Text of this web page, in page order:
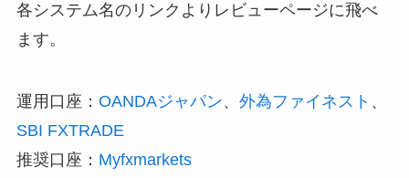
各システム名のリンクよりレビューページに飛べ
ます。
運用口座： OANDAジャパン、 外為ファイネスト 、
SBI FXTRADE
推奨口座： Myfxmarkets